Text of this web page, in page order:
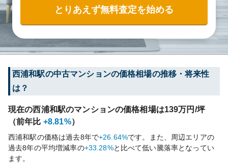
とりあえず無料査定を始める
西浦和駅の中古マンションの価格相場の推移・将来性
は？
現在の西浦和駅のマンションの価格相場は139万円/坪
（前年比 +8.81%）
西浦和駅の価格は過去8年で+26.64%です。
また、周辺エリアの
過去8年の平均増減率の+33.28%と比べて低い騰落率となってい
ます。